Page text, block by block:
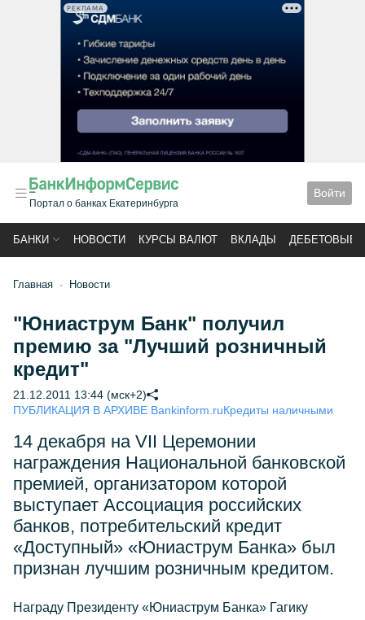
РЕКЛАМА
Портал о банках Екатеринбурга
Войти
БАНКИ НОВОСТИ КУРСЫ ВАЛЮТ ВКЛАДЫ ДЕБЕТОВЫЕ
Главная Новости
"Юниаструм Банк" получил
премию за "Лучший розничный
кредит"
21.12.2011 13:44 (мск+2)
ПУБЛИКАЦИЯ В АРХИВЕ Bankinform.ruКредиты наличными
14 декабря на VII Церемонии
награждения Национальной банковской
премией, организатором которой
выступает Ассоциация российских
банков, потребительский кредит
«Доступный» «Юниаструм Банка» был
признан лучшим розничным кредитом.
Награду Президенту «Юниаструм Банка» Гагику